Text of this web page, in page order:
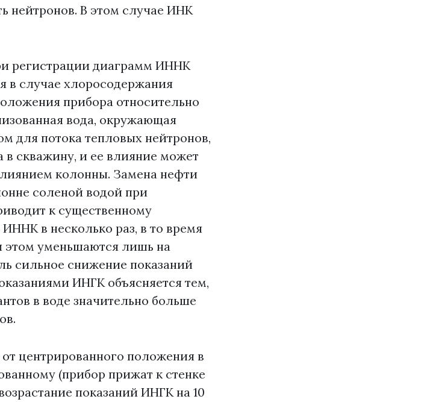
нейтронов. В этом случае ИНК
регистрации диаграмм ИННК
в случае хлоросодержания
прибора относительно
вода, окружающая
для потока тепловых нейтронов,
в скважину, и ее влияние может
колонны. Замена нефти
соленой водой при
к существенному
в несколько раз, в то время
этом уменьшаются лишь на
сильное снижение показаний
ИНГК объясняется тем,
в воде значительно больше
центрированного положения в
(прибор прижат к стенке
показаний ИНГК на 10